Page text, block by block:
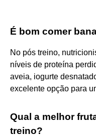
É bom comer
No pós treino,
níveis de proteína
aveia, iogurte
excelente opção para
Qual a melhor
treino?